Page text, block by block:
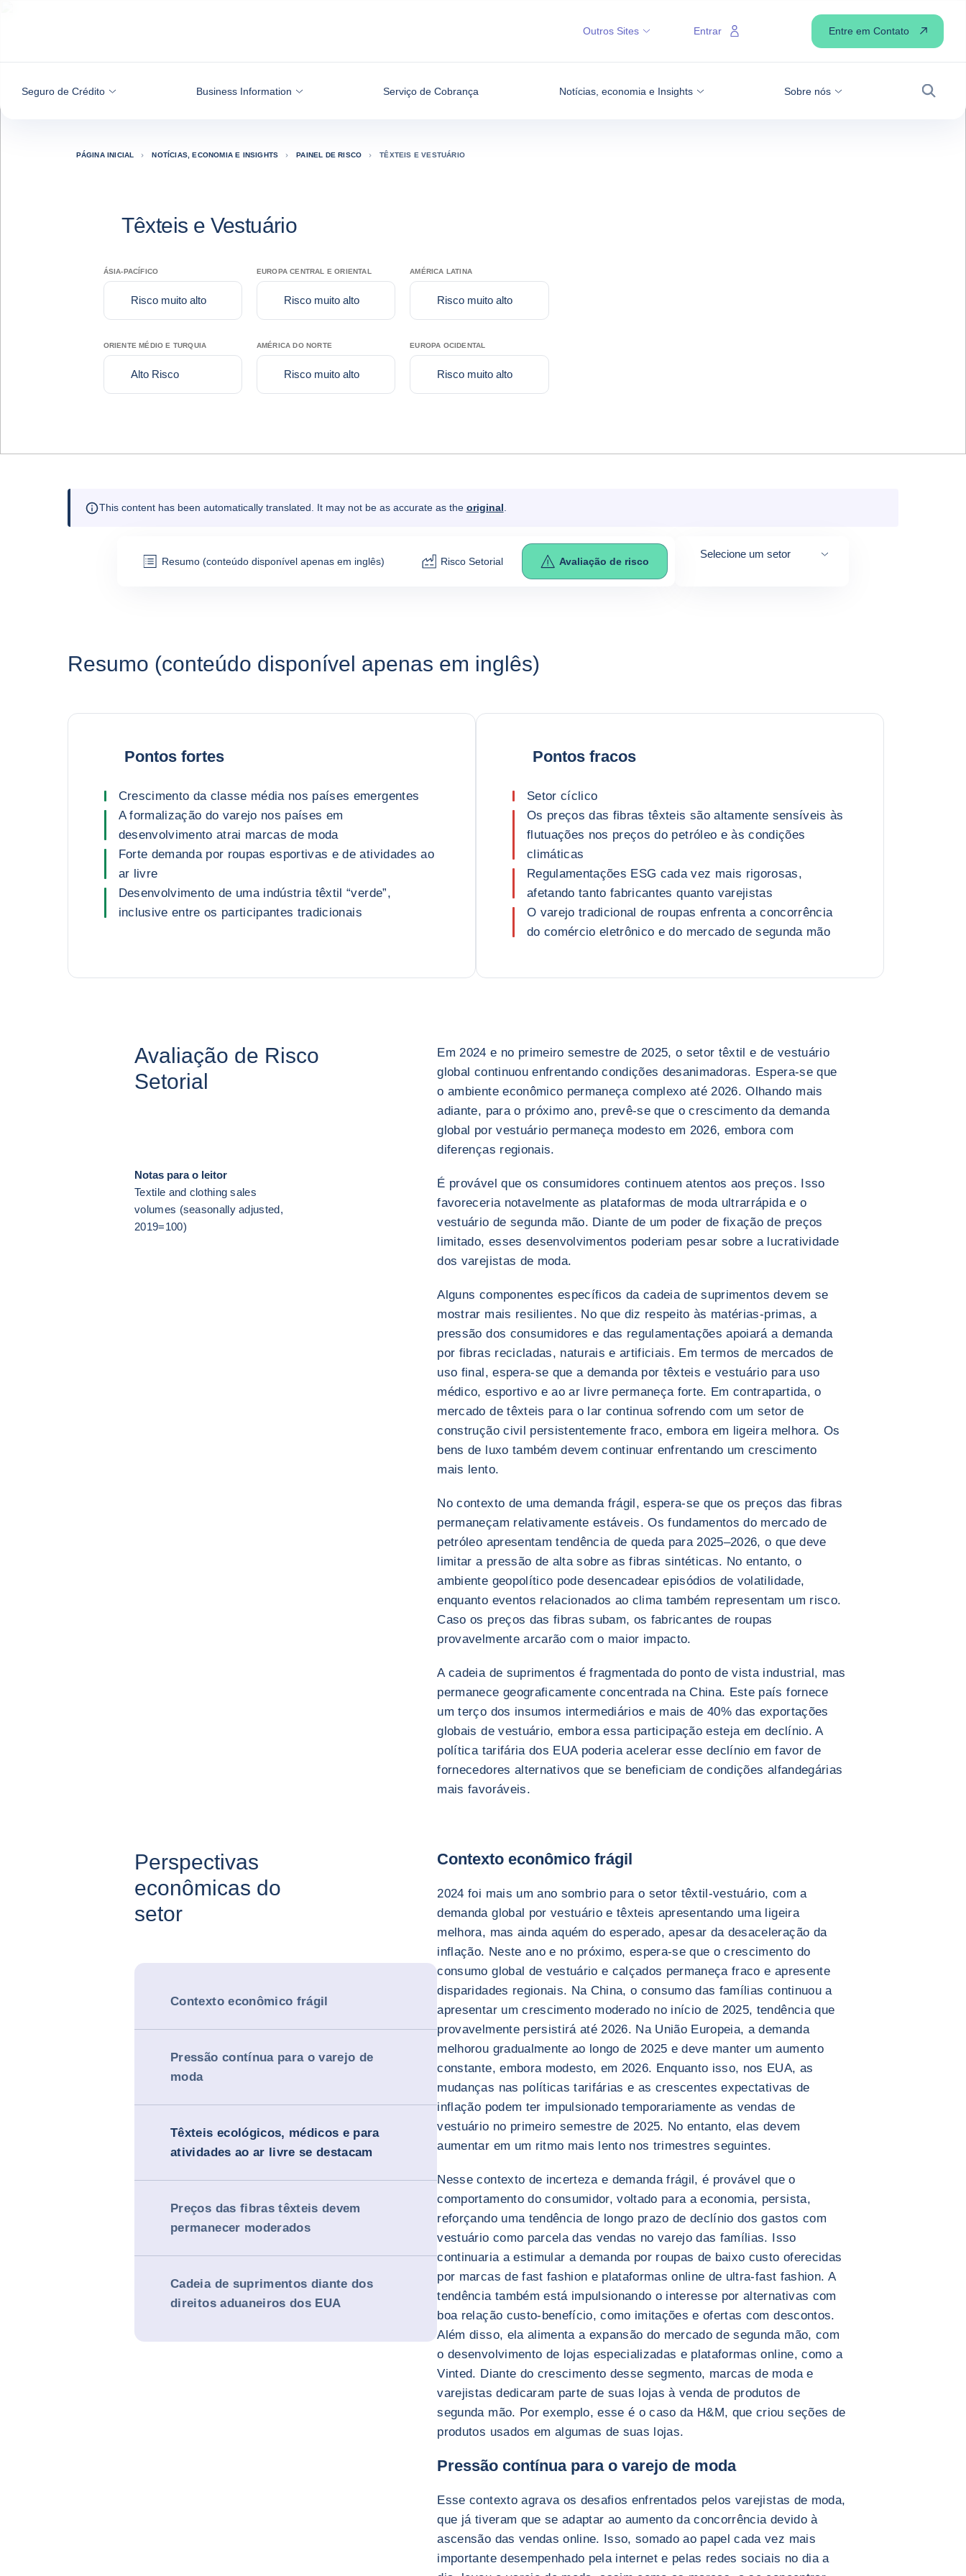
Seguro de Crédito Business Information Serviço de Cobrança Notícias, economia e Insights Sobre nós
Busca
Outros Sites Entrar Entre em Contato
PÁGINA INICIAL NOTÍCIAS, ECONOMIA E INSIGHTS PAINEL DE RISCO TÊXTEIS E VESTUÁRIO
Têxteis e Vestuário
ÁSIA-PACÍFICO
Risco muito alto
EUROPA CENTRAL E ORIENTAL
Risco muito alto
AMÉRICA LATINA
Risco muito alto
ORIENTE MÉDIO E TURQUIA
Alto Risco
AMÉRICA DO NORTE
Risco muito alto
EUROPA OCIDENTAL
Risco muito alto
This content has been automatically translated. It may not be as accurate as the original
Resumo (conteúdo disponível apenas em inglês) Risco Setorial Avaliação de risco
Selecione um setor
Resumo (conteúdo disponível apenas em inglês)
Pontos fortes
Crescimento da classe média nos países emergentes
A formalização do varejo nos países em
desenvolvimento atrai marcas de moda
Forte demanda por roupas esportivas e de atividades ao
ar livre
Desenvolvimento de uma indústria têxtil “verde”,
inclusive entre os participantes tradicionais
Pontos fracos
Setor cíclico
Os preços das fibras têxteis são altamente sensíveis às
flutuações nos preços do petróleo e às condições
climáticas
Regulamentações ESG cada vez mais rigorosas,
afetando tanto fabricantes quanto varejistas
O varejo tradicional de roupas enfrenta a concorrência
do comércio eletrônico e do mercado de segunda mão
Avaliação de Risco
Setorial
Notas para o leitor
Textile and clothing sales
volumes (seasonally adjusted,
2019=100)
Em 2024 e no primeiro semestre de 2025, o setor têxtil e de vestuário
global continuou enfrentando condições desanimadoras. Espera-se que
o ambiente econômico permaneça complexo até 2026. Olhando mais
adiante, para o próximo ano, prevê-se que o crescimento da demanda
global por vestuário permaneça modesto em 2026, embora com
diferenças regionais.
É provável que os consumidores continuem atentos aos preços. Isso
favoreceria notavelmente as plataformas de moda ultrarrápida e o
vestuário de segunda mão. Diante de um poder de fixação de preços
limitado, esses desenvolvimentos poderiam pesar sobre a lucratividade
dos varejistas de moda.
Alguns componentes específicos da cadeia de suprimentos devem se
mostrar mais resilientes. No que diz respeito às matérias-primas, a
pressão dos consumidores e das regulamentações apoiará a demanda
por fibras recicladas, naturais e artificiais. Em termos de mercados de
uso final, espera-se que a demanda por têxteis e vestuário para uso
médico, esportivo e ao ar livre permaneça forte. Em contrapartida, o
mercado de têxteis para o lar continua sofrendo com um setor de
construção civil persistentemente fraco, embora em ligeira melhora. Os
bens de luxo também devem continuar enfrentando um crescimento
mais lento.
No contexto de uma demanda frágil, espera-se que os preços das fibras
permaneçam relativamente estáveis. Os fundamentos do mercado de
petróleo apresentam tendência de queda para 2025–2026, o que deve
limitar a pressão de alta sobre as fibras sintéticas. No entanto, o
ambiente geopolítico pode desencadear episódios de volatilidade,
enquanto eventos relacionados ao clima também representam um risco.
Caso os preços das fibras subam, os fabricantes de roupas
provavelmente arcarão com o maior impacto.
A cadeia de suprimentos é fragmentada do ponto de vista industrial, mas
permanece geograficamente concentrada na China. Este país fornece
um terço dos insumos intermediários e mais de 40% das exportações
globais de vestuário, embora essa participação esteja em declínio. A
política tarifária dos EUA poderia acelerar esse declínio em favor de
fornecedores alternativos que se beneficiam de condições alfandegárias
mais favoráveis.
Perspectivas
econômicas do
setor
Contexto econômico frágil
Pressão contínua para o varejo de
moda
Têxteis ecológicos, médicos e para
atividades ao ar livre se destacam
Preços das fibras têxteis devem
permanecer moderados
Cadeia de suprimentos diante dos
direitos aduaneiros dos EUA
Contexto econômico frágil
2024 foi mais um ano sombrio para o setor têxtil-vestuário, com a
demanda global por vestuário e têxteis apresentando uma ligeira
melhora, mas ainda aquém do esperado, apesar da desaceleração da
inflação. Neste ano e no próximo, espera-se que o crescimento do
consumo global de vestuário e calçados permaneça fraco e apresente
disparidades regionais. Na China, o consumo das famílias continuou a
apresentar um crescimento moderado no início de 2025, tendência que
provavelmente persistirá até 2026. Na União Europeia, a demanda
melhorou gradualmente ao longo de 2025 e deve manter um aumento
constante, embora modesto, em 2026. Enquanto isso, nos EUA, as
mudanças nas políticas tarifárias e as crescentes expectativas de
inflação podem ter impulsionado temporariamente as vendas de
vestuário no primeiro semestre de 2025. No entanto, elas devem
aumentar em um ritmo mais lento nos trimestres seguintes.
Nesse contexto de incerteza e demanda frágil, é provável que o
comportamento do consumidor, voltado para a economia, persista,
reforçando uma tendência de longo prazo de declínio dos gastos com
vestuário como parcela das vendas no varejo das famílias. Isso
continuaria a estimular a demanda por roupas de baixo custo oferecidas
por marcas de fast fashion e plataformas online de ultra-fast fashion. A
tendência também está impulsionando o interesse por alternativas com
boa relação custo-benefício, como imitações e ofertas com descontos.
Além disso, ela alimenta a expansão do mercado de segunda mão, com
o desenvolvimento de lojas especializadas e plataformas online, como a
Vinted. Diante do crescimento desse segmento, marcas de moda e
varejistas dedicaram parte de suas lojas à venda de produtos de
segunda mão. Por exemplo, esse é o caso da H&M, que criou seções de
produtos usados em algumas de suas lojas.
Pressão contínua para o varejo de moda
Esse contexto agrava os desafios enfrentados pelos varejistas de moda,
que já tiveram que se adaptar ao aumento da concorrência devido à
ascensão das vendas online. Isso, somado ao papel cada vez mais
importante desempenhado pela internet e pelas redes sociais no dia a